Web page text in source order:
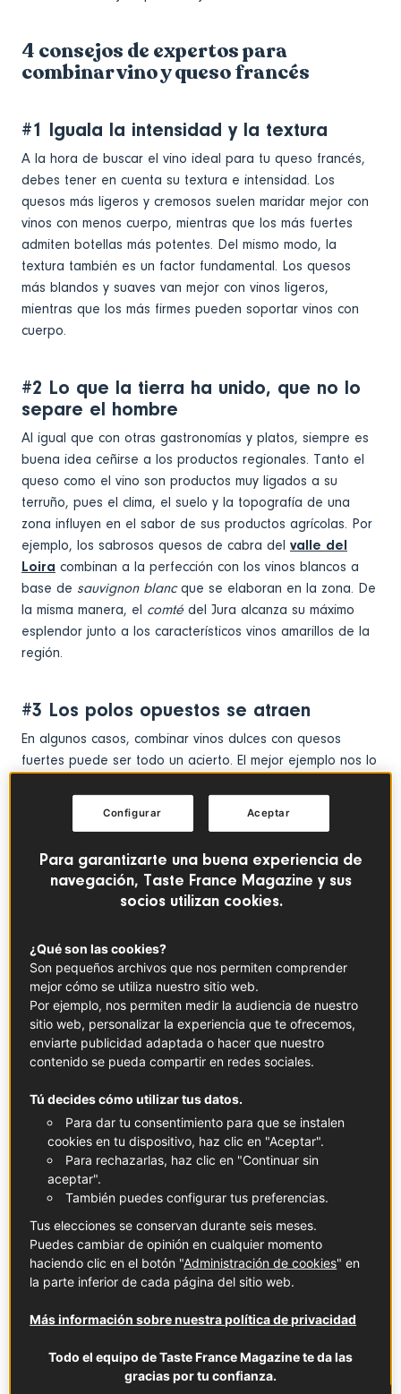
4 consejos de expertos para
combinar vino y queso francés
#1 Iguala la intensidad y la textura
A la hora de buscar el vino ideal para tu queso francés,
debes tener en cuenta su textura e intensidad. Los
quesos más ligeros y cremosos suelen maridar mejor con
vinos con menos cuerpo, mientras que los más fuertes
admiten botellas más potentes. Del mismo modo, la
textura también es un factor fundamental. Los quesos
más blandos y suaves van mejor con vinos ligeros,
mientras que los más firmes pueden soportar vinos con
cuerpo.
#2 Lo que la tierra ha unido, que no lo
separe el hombre
Al igual que con otras gastronomías y platos, siempre es
buena idea ceñirse a los productos regionales. Tanto el
queso como el vino son productos muy ligados a su
terruño, pues el clima, el suelo y la topografía de una
zona influyen en el sabor de sus productos agrícolas. Por
ejemplo, los sabrosos quesos de cabra del valle del
Loira combinan a la perfección con los vinos blancos a
base de sauvignon blancque se elaboran en la zona. De
la misma manera, el comté del Jura alcanza su máximo
esplendor junto a los característicos vinos amarillos de la
región.
#3 Los polos opuestos se atraen
En algunos casos, combinar vinos dulces con quesos
fuertes puede ser todo un acierto. El mejor ejemplo nos lo
generosos. Sus azúcares residuales contrastan de
convierte en uno de los maridajes más sugerentes que
existen.
#4 Evita los taninos
Aunque algunos vinos tintos pueden acompañar al queso
perfectamente, hay que tener en cuenta los taninos. Los
taninos intensos pueden hacer que el queso adquiera un
sabor metálico debido a la reacción química que se
produce en la boca. ¿Nuestro consejo? Opta por tintos
gamayo elpinot noir, y acompáñalos solo de quesos
duros.
8 maridajes clásicos de vino y queso
francés
Briede Meauxconchampagne(DOP)
Ante la duda, recurre a las burbujas. La acidez del vino
contrarresta la cremosidad de la mayoría de los quesos y
concretamente, los sabores y las notas a levadura del
champán se complementan de maravilla con la textura y
Para garantizarte una buena experiencia de
navegación, Taste France Magazine y sus
socios utilizan cookies.
¿Qué son las cookies?
Son pequeños archivos que nos permiten comprender
mejor cómo se utiliza nuestro sitio web.
Por ejemplo, nos permiten medir la audiencia de nuestro
sitio web, personalizar la experiencia que te ofrecemos,
enviarte publicidad adaptada o hacer que nuestro
contenido se pueda compartir en redes sociales.
Tú decides cómo utilizar tus datos.
Para dar tu consentimiento para que se instalen
cookies en tu dispositivo, haz clic en "Aceptar".
Para rechazarlas, haz clic en "Continuar sin
aceptar".
También puedes configurar tus preferencias.
Tus elecciones se conservan durante seis meses.
Puedes cambiar de opinión en cualquier momento
haciendo clic en el botón "Administración de cookies" en
la parte inferior de cada página del sitio web.
Más información sobre nuestra política de privacidad
Todo el equipo de Taste France Magazine te da las
gracias por tu confianza.
Aceptar
Configurar